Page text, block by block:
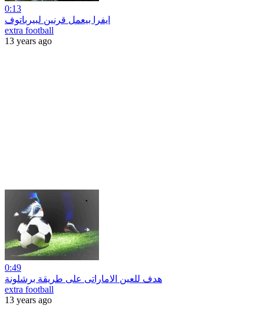
0:13
ايفرا بيعمل قرنين لبيرباتوف
extra football
13 years ago
0:49
هدف للعين الاماراتى على طريقة برشلونة
extra football
13 years ago